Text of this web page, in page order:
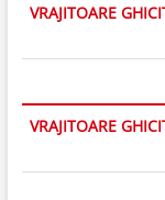
VRAJITOARE
VRAJITOARE